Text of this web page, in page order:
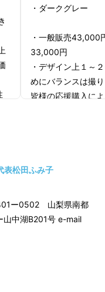
・ダークグレー
・一般販売43,000
33,000円
・デザイン上１～
めにバランスは撮
皆様の応援購入に
※ご注文状況、使用
遅れる場合があり
松田ふみ子
ー0502 山梨県南都
中湖B201号 e-mail